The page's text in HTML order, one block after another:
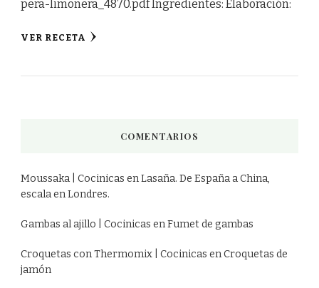
pera-limonera_4870.pdf Ingredientes: Elaboración:
VER RECETA
COMENTARIOS
Moussaka | Cocinicas enLasaña. De España a China,
escala en Londres.
Gambas al ajillo | Cocinicas enFumet de gambas
Croquetas con Thermomix | Cocinicas enCroquetas de
jamón